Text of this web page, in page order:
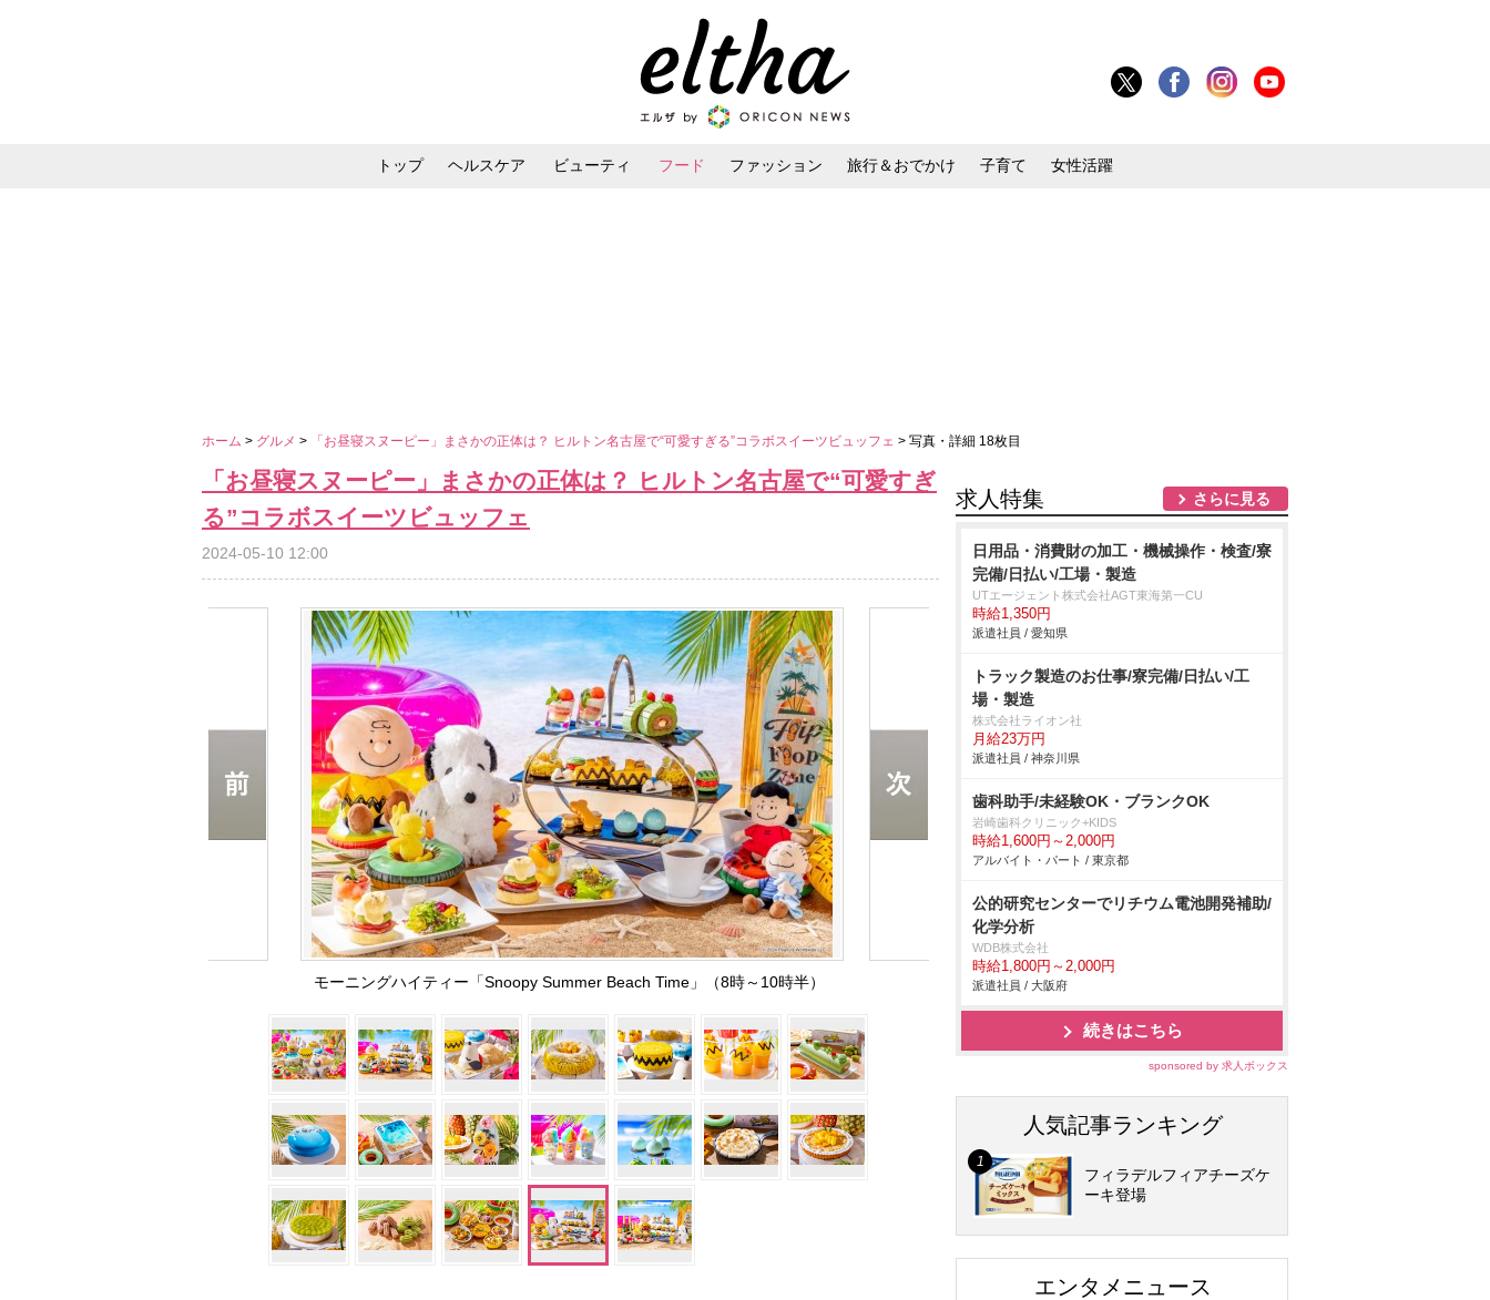
トップ ヘルスケア ビューティ フード ファッション 旅行＆おでかけ 子育て 女性活躍
ホーム > グルメ > 「お昼寝スヌーピー」まさかの正体は？ ヒルトン名古屋で“可愛すぎる”コラボスイーツビュッフェ > 写真・詳細 18枚目
「お昼寝スヌーピー」まさかの正体は？ ヒルトン名古屋で“可愛すぎ
る”コラボスイーツビュッフェ
2024-05-10 12:00
モーニングハイティー「Snoopy Summer Beach Time」（8時～10時半）
求人特集 さらに見る
日用品・消費財の加工・機械操作・検査/寮
完備/日払い/工場・製造
UTエージェント株式会社AGT東海第一CU
時給1,350円
派遣社員 / 愛知県
トラック製造のお仕事/寮完備/日払い/工
場・製造
株式会社ライオン社
月給23万円
派遣社員 / 神奈川県
歯科助手/未経験OK・ブランクOK
崎歯科クリニック+KIDS
時給1,600円～2,000円
アルバイト・パート / 東京都
公的研究センターでリチウム電池開発補助/
化学分析
WDB株式会社
時給1,800円～2,000円
派遣社員 / 大阪府
続きはこちら
sponsored by 求人ボックス
人気記事ランキング
フィラデルフィアチーズケ
ーキ登場
エンタメニュース